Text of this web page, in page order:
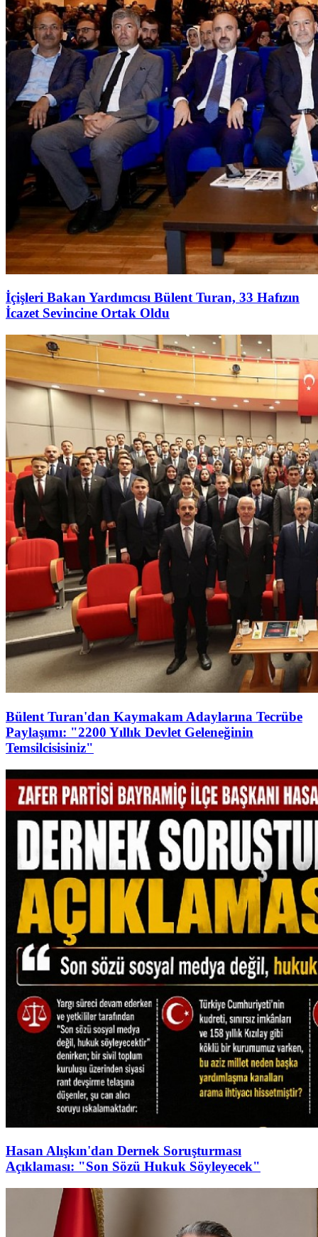
İçişleri Bakan Yardımcısı Bülent Turan, 33 Hafızın
İcazet Sevincine Ortak Oldu
Bülent Turan'dan Kaymakam Adaylarına Tecrübe
Paylaşımı: "2200 Yıllık Devlet Geleneğinin
Temsilcisisiniz"
Hasan Alışkın'dan Dernek Soruşturması
Açıklaması: "Son Sözü Hukuk Söyleyecek"